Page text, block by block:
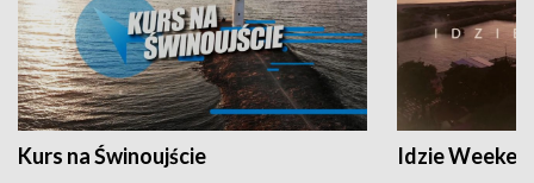
Kurs na Świnoujście Idzie